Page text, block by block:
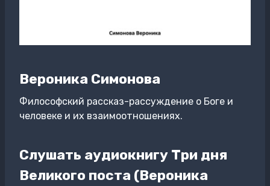
Вероника Симонова
Философский рассказ-рассуждение о Боге и
человеке и их взаимоотношениях.
Слушать аудиокнигу Три дня
Великого поста (Вероника